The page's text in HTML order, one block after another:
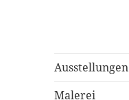
Ausstellungen
Malerei